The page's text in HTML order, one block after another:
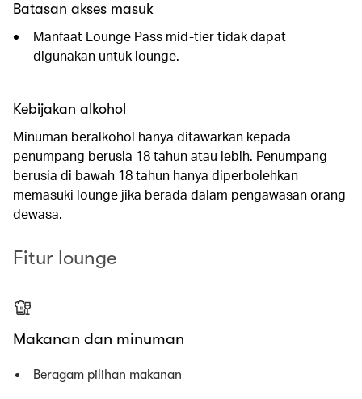
Batasan akses masuk
Manfaat Lounge Pass mid-tier tidak dapat
digunakan untuk lounge.
Kebijakan alkohol
Minuman beralkohol hanya ditawarkan kepada
penumpang berusia 18 tahun atau lebih. Penumpang
berusia di bawah 18 tahun hanya diperbolehkan
memasuki lounge jika berada dalam pengawasan orang
dewasa.
Fitur lounge
Makanan dan minuman
Beragam pilihan makanan